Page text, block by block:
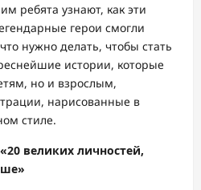
ребята узнают, как эти
герои смогли
нужно делать, чтобы стать
истории, которые
но и взрослым,
нарисованные в
стиле.
великих личностей,